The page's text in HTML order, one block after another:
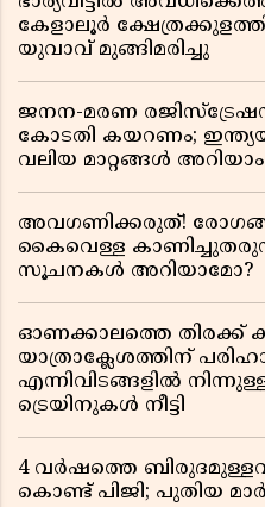
കേളാലൂർ
യുവാവ് മുങ്ങിമരിച്ചു
ജനന-മരണ
കോടതി കയറണം;
വലിയ മാറ്റങ്ങൾ അറിയാം
അവഗണിക്കരുത്!
കൈവെള്ള
സൂചനകൾ അറിയാമോ?
ഓണക്കാലത്തെ തിരക്ക്
യാത്രാക്ലേശത്തിന്
എന്നിവിടങ്ങളിൽ
ട്രെയിനുകൾ നീട്ടി
4 വർഷത്തെ
കൊണ്ട് പിജി; പുതിയ